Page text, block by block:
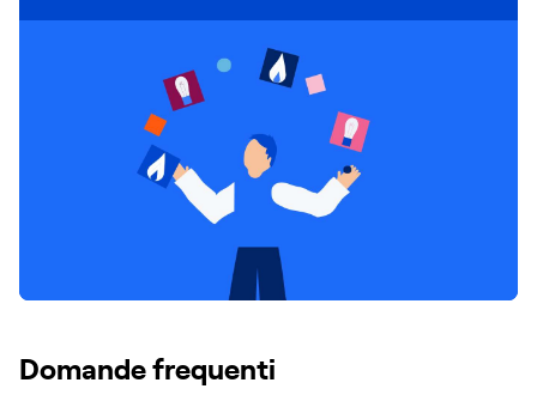
Domande frequenti